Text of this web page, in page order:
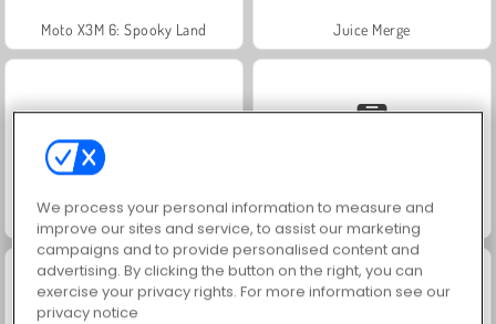
Moto X3M 6: Spooky Land Juice Merge
Grand Mahjong Connect Solitaire Social
We process your personal information to measure and
improve our sites and service, to assist our marketing
campaigns and to provide personalised content and
advertising. By clicking the button on the right, you can
exercise your privacy rights. For more information see our
privacy notice